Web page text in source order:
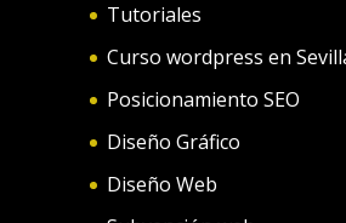
Tutoriales
Curso wordpress en
Posicionamiento SEO
Diseño Gráfico
Diseño Web